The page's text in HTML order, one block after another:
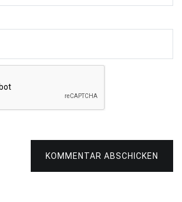
KOMMENTAR ABSCHICKEN